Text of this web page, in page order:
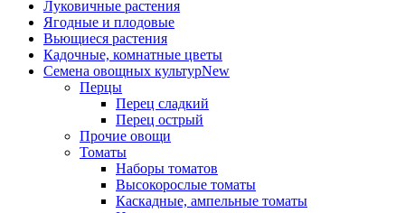
Луковичные растения
Ягодные и плодовые
Вьющиеся растения
Кадочные, комнатные цветы
Семена овощных культурNew
Перцы
Перец сладкий
Перец острый
Прочие овощи
Томаты
Наборы томатов
Высокорослые томаты
Каскадные, ампельные томаты